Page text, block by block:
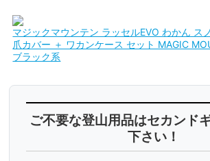
マジックマウンテン ラッセルEVO わかん ス
爪カバー ＋ ワカンケース セット MAGIC
ブラック系
ご不要な登山用品はセカンド
下さい！